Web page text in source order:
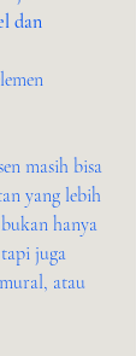
dan
masih bisa
yang lebih
hanya
juga
atau